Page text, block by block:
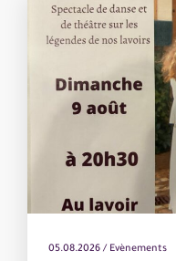
05.08.2026 / Evènements